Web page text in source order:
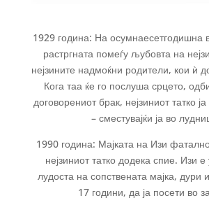
1929 година: На осумнаесетгодишна
растргната помеѓу љубовта на
нејзините надмоќни родители, кои ѝ
Кога таа ќе го послуша срцето,
договорениот брак, нејзиниот татко
– сместувајќи ја во
1990 година: Мајката на Изи
нејзиниот татко додека спие. Изи
лудоста на сопствената мајка, дури
17 години, да ја посети во